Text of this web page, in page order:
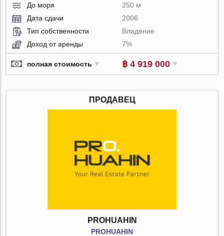
До моря
250 м
Дата сдачи
2006
Тип собственности
Владение
Доход от аренды
7%
полная стоимость ฿ 4 919 000
ПРОДАВЕЦ
PROHUAHIN
PROHUAHIN